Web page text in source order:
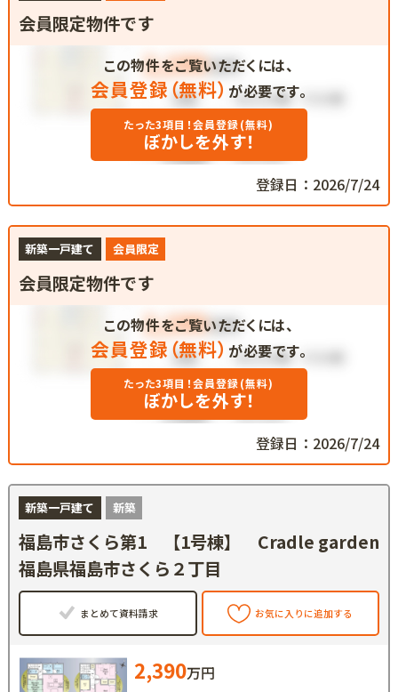
会員限定物件です
この物件をご覧いただくには、
会員登録（無料） が必要です。
たった3項目！会員登録(無料)
ぼかしを外す！
登録日：2026/7/24
新築一戸建て 会員限定
会員限定物件です
この物件をご覧いただくには、
会員登録（無料） が必要です。
たった3項目！会員登録(無料)
ぼかしを外す！
登録日：2026/7/24
新築一戸建て 新築
福島市さくら第1 【1号棟】 Cradle garden
福島県福島市さくら２丁目
まとめて資料請求 お気に入りに追加する
2,390万円